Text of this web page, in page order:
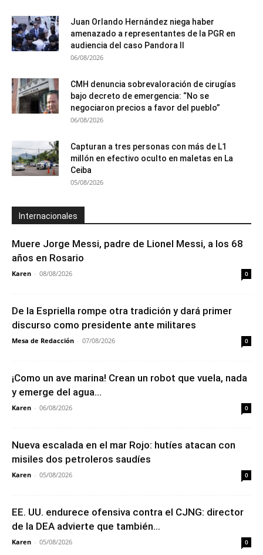
Juan Orlando Hernández niega haber
amenazado a representantes de la PGR en
audiencia del caso Pandora II
06/08/2026
CMH denuncia sobrevaloración de cirugías
bajo decreto de emergencia: “No se
negociaron precios a favor del pueblo”
06/08/2026
Capturan a tres personas con más de L1
millón en efectivo oculto en maletas en La
Ceiba
05/08/2026
Internacionales
Muere Jorge Messi, padre de Lionel Messi, a los 68
años en Rosario
Karen - 08/08/2026 0
De la Espriella rompe otra tradición y dará primer
discurso como presidente ante militares
Mesa de Redacción - 07/08/2026 0
¡Como un ave marina! Crean un robot que vuela, nada
y emerge del agua...
Karen - 06/08/2026 0
Nueva escalada en el mar Rojo: hutíes atacan con
misiles dos petroleros saudíes
Karen - 05/08/2026 0
EE. UU. endurece ofensiva contra el CJNG: director
de la DEA advierte que también...
Karen - 05/08/2026 0